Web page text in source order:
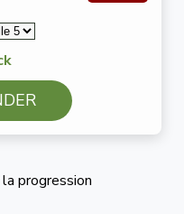
progression